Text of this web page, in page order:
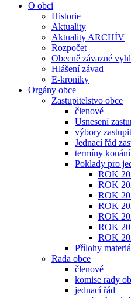
O obci
Historie
Aktuality
Aktuality ARCHÍV
Rozpočet
Obecně závazné
Hlášení závad
E-kroniky
Orgány obce
Zastupitelstvo obce
členové
Usnesení
výbory
Jednací řád
termíny konání
Poklady pro
ROK
ROK
ROK
ROK
ROK
ROK
ROK
Přílohy
Rada obce
členové
komise rady
jednací řád